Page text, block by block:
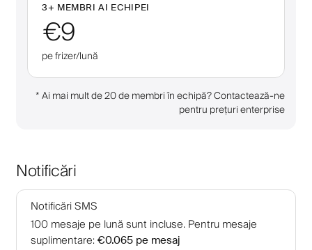
3+ MEMBRI AI ECHIPEI
€9
pe frizer/lună
*Ai mai mult de 20 de membri în echipă? Contactează-ne
pentru prețuri enterprise
Notificări
Notificări SMS
100 mesaje pe lună sunt incluse. Pentru mesaje
suplimentare: €0.065 pe mesaj